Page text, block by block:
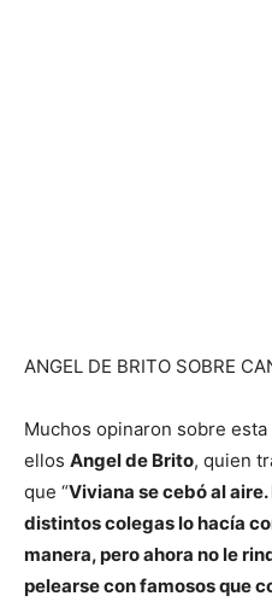
ANGEL DE BRITO SOBRE
Muchos opinaron sobre
ellos Angel de Brito, quien
que “Viviana se cebó al
distintos colegas lo hacía
manera, pero ahora no le
pelearse con famosos que